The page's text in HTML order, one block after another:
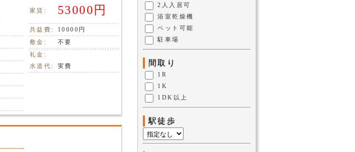
2人入居可
浴室乾燥機
ペット可能
駐車場
間取り
1R
1K
1DK以上
駅徒歩
家賃: 53000円
共益費:
10000円
敷金:
不要
礼金:
水道代:
実費